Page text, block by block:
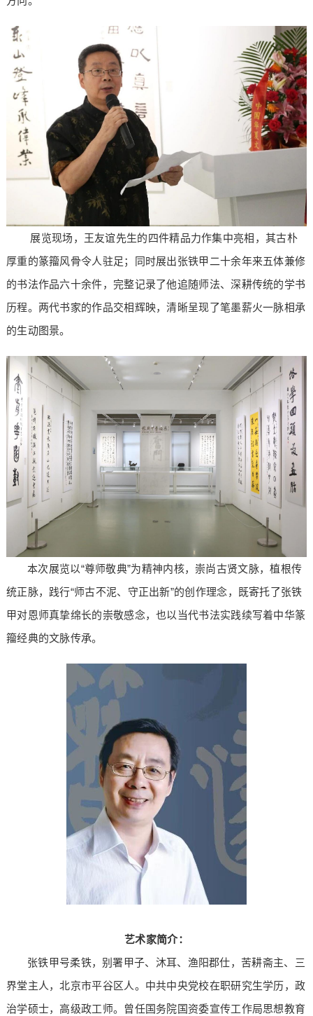
展览现场，王友谊先生的四件精品力作集中亮相，其古朴
厚重的篆籀风骨令人驻足；同时展出张铁甲二十余年来五体兼修
的书法作品六十余件，完整记录了他追随师法、深耕传统的学书
历程。两代书家的作品交相辉映，清晰呈现了笔墨薪火一脉相承
的生动图景。
本次展览以“尊师敬典”为精神内核，崇尚古贤文脉，植根传
统正脉，践行“师古不泥、守正出新”的创作理念，既寄托了张铁
甲对恩师真挚绵长的崇敬感念，也以当代书法实践续写着中华篆
籀经典的文脉传承。
艺术家简介：
张铁甲号柔铁，别署甲子、沐耳、渔阳郡仕，苦耕斋主、三
界堂主人，北京市平谷区人。中共中央党校在职研究生学历，政
治学硕士，高级政工师。曾任国务院国资委宣传工作局思想教育